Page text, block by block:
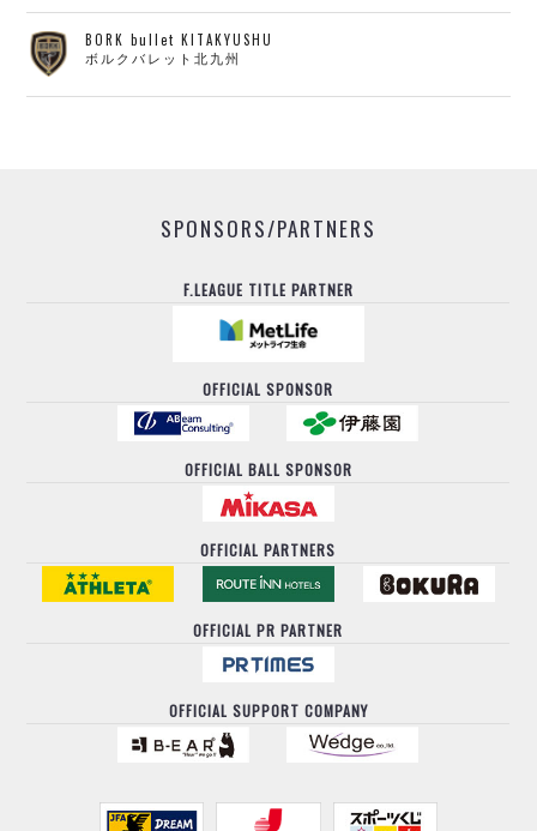
BORK bullet KITAKYUSHU
ボルクバレット北九州
SPONSORS/PARTNERS
F.LEAGUE TITLE PARTNER
OFFICIAL SPONSOR
OFFICIAL BALL SPONSOR
OFFICIAL PARTNERS
OFFICIAL PR PARTNER
OFFICIAL SUPPORT COMPANY